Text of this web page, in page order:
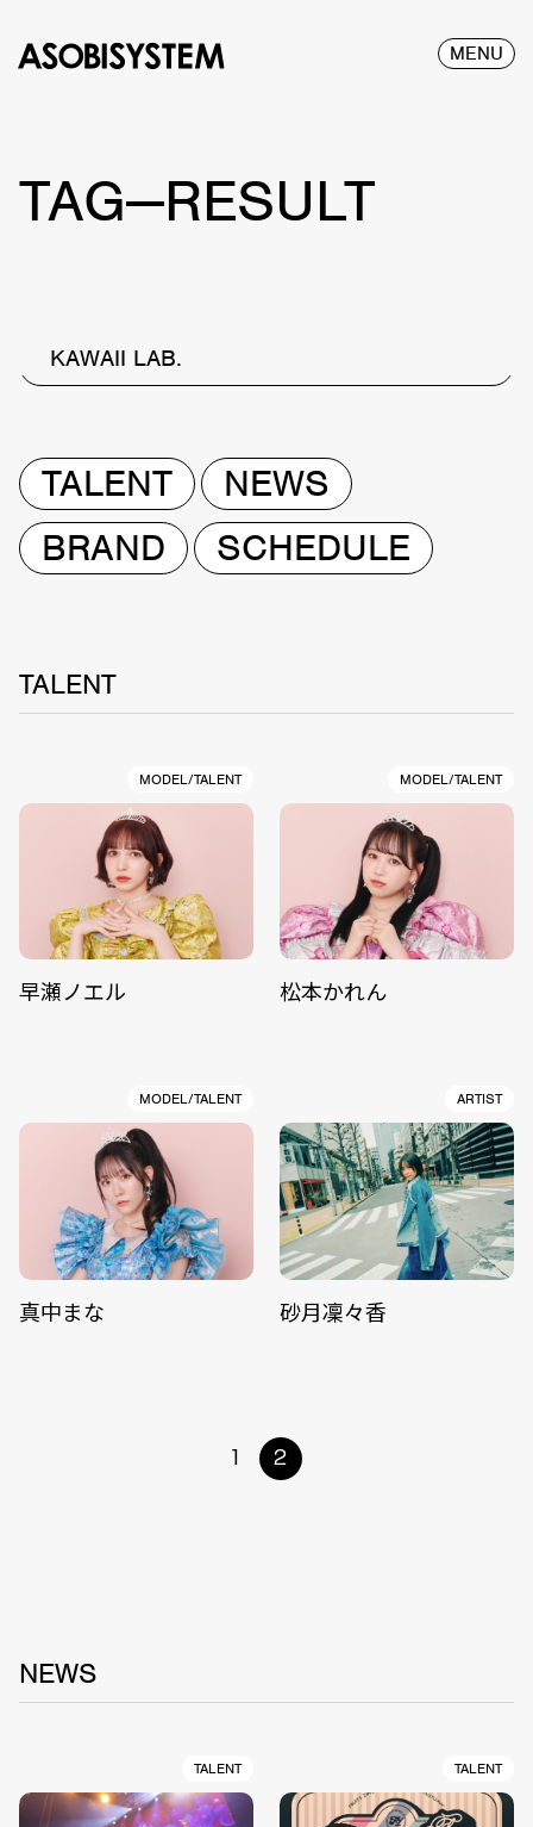
MENU
TAG—RESULT
KAWAII LAB.
TALENT
NEWS
BRAND
SCHEDULE
TALENT
MODEL/TALENT
早瀬ノエル
MODEL/TALENT
松本かれん
MODEL/TALENT
真中まな
ARTIST
砂月凜々香
1 2
NEWS
TALENT TALENT